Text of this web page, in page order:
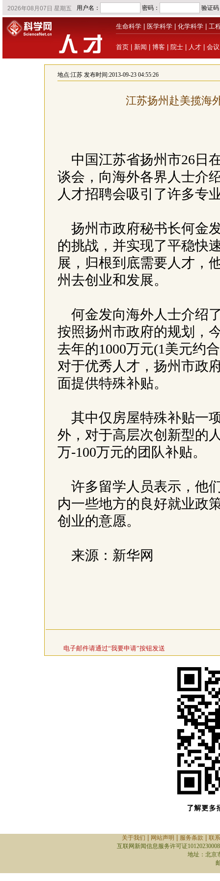
生命科学 医学科学 化学科学 工
首页 新闻 博客 院士 人才 会议
地点:江苏发布时间:2013-09-23 04:55:26
江苏扬州赴美揽海
中国江苏省扬州市26日
谈会，向海外各界人士介
人才招聘会吸引了许多专
扬州市政府秘书长何金
的挑战，并实现了平稳快
展，归根到底需要人才，
州去创业和发展。
何金发向海外人士介绍
按照扬州市政府的规划，
去年的1000万元(1美元约
对于优秀人才，扬州市政
面提供特殊补贴。
其中仅房屋特殊补贴一
外，对于高层次创新型的
万-100万元的团队补贴。
许多留学人员表示，他
内一些地方的良好就业政
创业的意愿。
来源：新华网
电子邮件请通过“我要申请”按钮发送
关于我们 网站声明 服务条款
联
互联网新闻信息服务许可证10120230008
地址：北京